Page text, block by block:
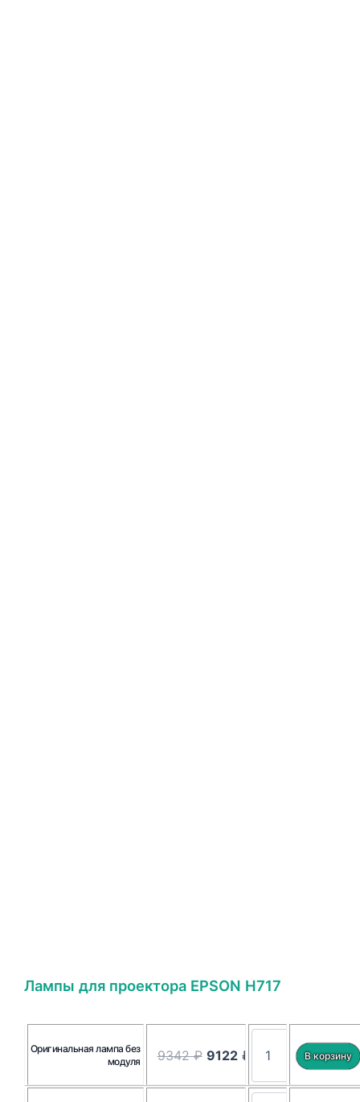
Лампы для проектора EPSON H717
Оригинальная лампа без
модуля
9342 ₽ 9122₽